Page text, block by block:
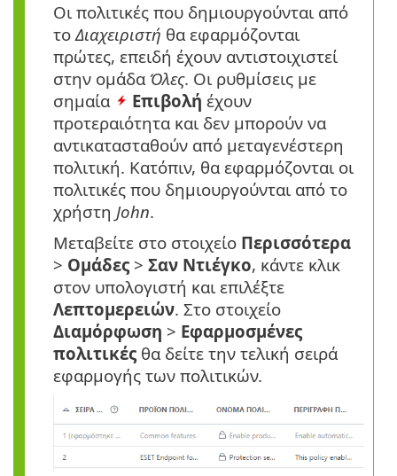
Οι πολιτικές που δημιουργούνται από
τοΔιαχειριστή θα εφαρμόζονται
πρώτες, επειδή έχουν αντιστοιχιστεί
στην ομάδαΌλες. Οι ρυθμίσεις με
σημαία
Επιβολή έχουν
προτεραιότητα και δεν μπορούν να
αντικατασταθούν από μεταγενέστερη
πολιτική. Κατόπιν, θα εφαρμόζονται οι
πολιτικές που δημιουργούνται από το
χρήστη John.
Μεταβείτε στο στοιχείο Περισσότερα
> Ομάδες > Σαν Ντιέγκο, κάντε κλικ
στον υπολογιστή και επιλέξτε
Λεπτομερειών. Στο στοιχείο
Διαμόρφωση > Εφαρμοσμένες
πολιτικές θα δείτε την τελική σειρά
εφαρμογής των πολιτικών.